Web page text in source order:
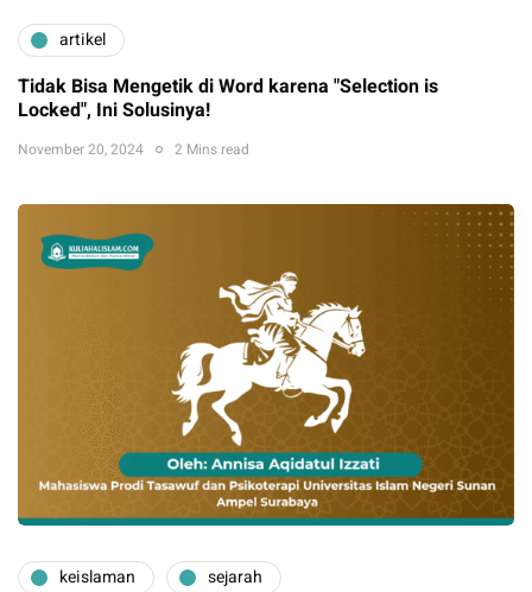
artikel
Tidak Bisa Mengetik di Word karena "Selection is
Locked", Ini Solusinya!
November 20, 2024 2 Mins read
keislaman sejarah